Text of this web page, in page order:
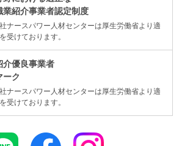
業紹介事業者認定制度
ナースパワー人材センターは厚生労働省より適
受けております。
介優良事業者
ーク
ナースパワー人材センターは厚生労働省より適
受けております。